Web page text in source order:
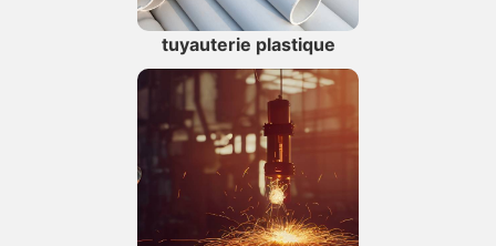
tuyauterie plastique